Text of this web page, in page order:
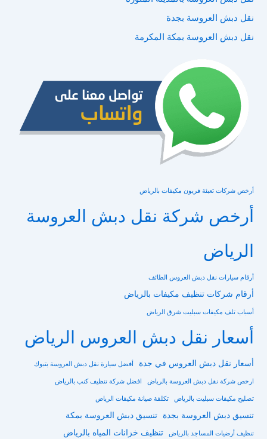
نقل دبش العروسة بجدة
نقل دبش العروسة بمكة المكرمة
أرخص شركات تعبئة فريون مكيفات بالرياض
أرخص شركة نقل دبش العروسة
الرياض
أرقام سيارات نقل دبش العروس الطائف
أرقام شركات تنظيف مكيفات بالرياض
أسباب تلف مكيفات سبليت شرق الرياض
أسعار نقل دبش العروس الرياض
أسعار نقل دبش العروس في جدة أفضل سيارة نقل دبش العروسة بتبوك
ارخص شركة نقل دبش العروسة بالرياض افضل شركة تنظيف كنب بالرياض
تصليح مكيفات سبليت بالرياض تكلفة صيانة مكيفات الرياض
تنسيق دبش العروسة بجدة تنسيق دبش العروسة بمكة
تنظيف أرضيات المساجد بالرياض تنظيف خزانات المياه بالرياض